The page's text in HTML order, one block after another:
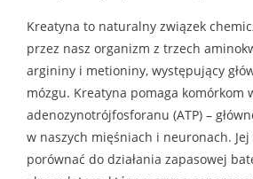
Kreatyna to naturalny związek
przez nasz organizm z trzech
argininy i metioniny, występujący
mózgu. Kreatyna pomaga komórkom
adenozynotrójfosforanu (ATP) –
w naszych mięśniach i neuronach. Jej
porównać do działania zapasowej